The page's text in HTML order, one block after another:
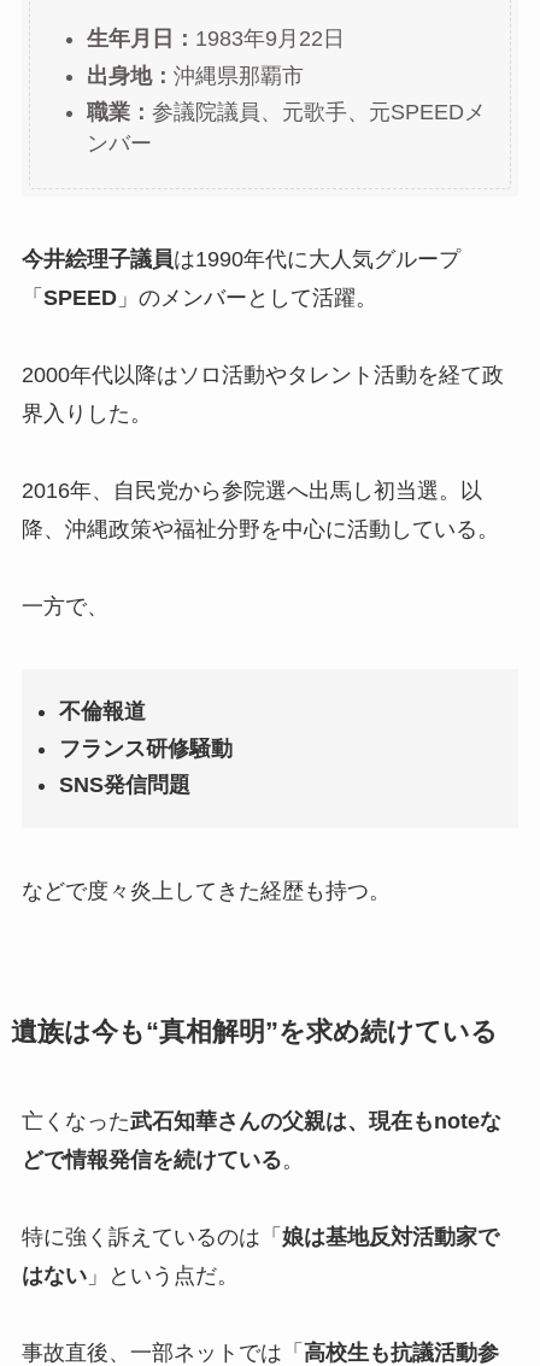
生年月日： 1983年9月22日
出身地： 沖縄県那覇市
職業： 参議院議員、元歌手、元SPEEDメ
ンバー
今井絵理子議員は1990年代に大人気グループ
「 SPEED」のメンバーとして活躍。
2000年代以降はソロ活動やタレント活動を経て政
界入りした。
2016年、自民党から参院選へ出馬し初当選。以
降、沖縄政策や福祉分野を中心に活動している。
一方で、
不倫報道
フランス研修騒動
SNS発信問題
などで度々炎上してきた経歴も持つ。
遺族は今も“真相解明”を求め続けている
亡くなった武石知華さんの父親は、現在もnoteな
どで情報発信を続けている。
特に強く訴えているのは「 娘は基地反対活動家で
はない」という点だ。
事故直後、一部ネットでは「 高校生も抗議活動参